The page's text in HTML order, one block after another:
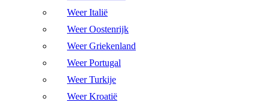
Weer Italië
Weer Oostenrijk
Weer Griekenland
Weer Portugal
Weer Turkije
Weer Kroatië